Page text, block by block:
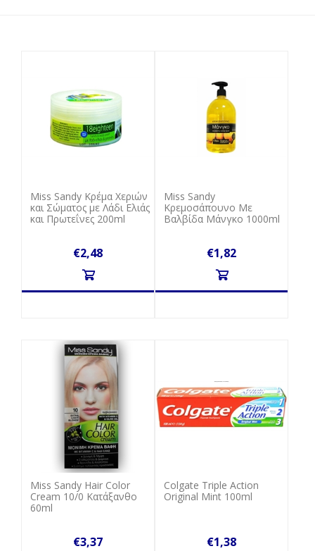
Miss Sandy Κρέμα Χεριών
και Σώματος με Λάδι Ελιάς
και Πρωτεΐνες 200ml
€2,48
Miss Sandy
Κρεμοσάπουνο Με
Βαλβίδα Μάνγκο 1000ml
€1,82
Miss Sandy Hair Color
Cream 10/0 Κατάξανθο
60ml
€3,37
Colgate Triple Action
Original Mint 100ml
€1,38